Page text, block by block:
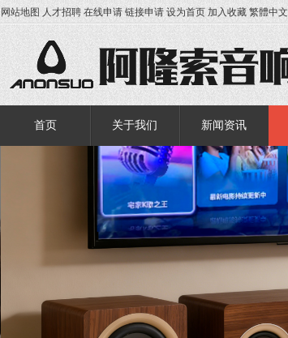
网站地图 人才招聘 在线申请 链接申请 设为首页 加入收藏 繁體中文
首页 关于我们 新闻资讯